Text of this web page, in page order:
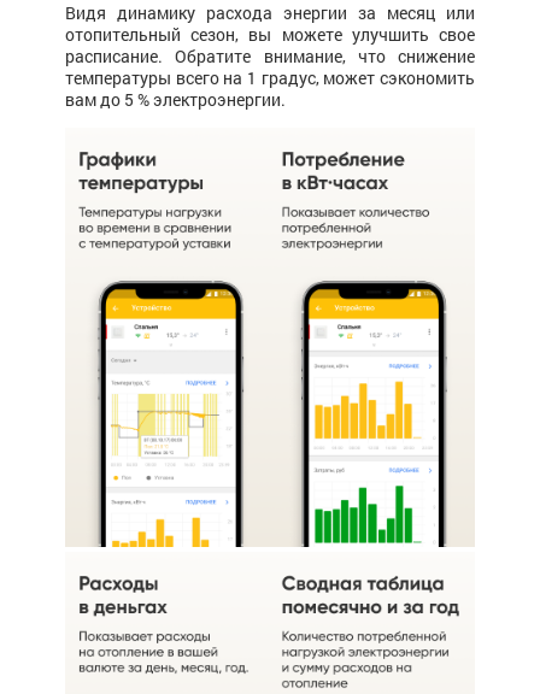
Видя динамику расхода энергии за месяц или
отопительный сезон, вы можете улучшить свое
расписание. Обратите внимание, что снижение
температуры всего на 1 градус, может сэкономить
вам до 5 % электроэнергии.